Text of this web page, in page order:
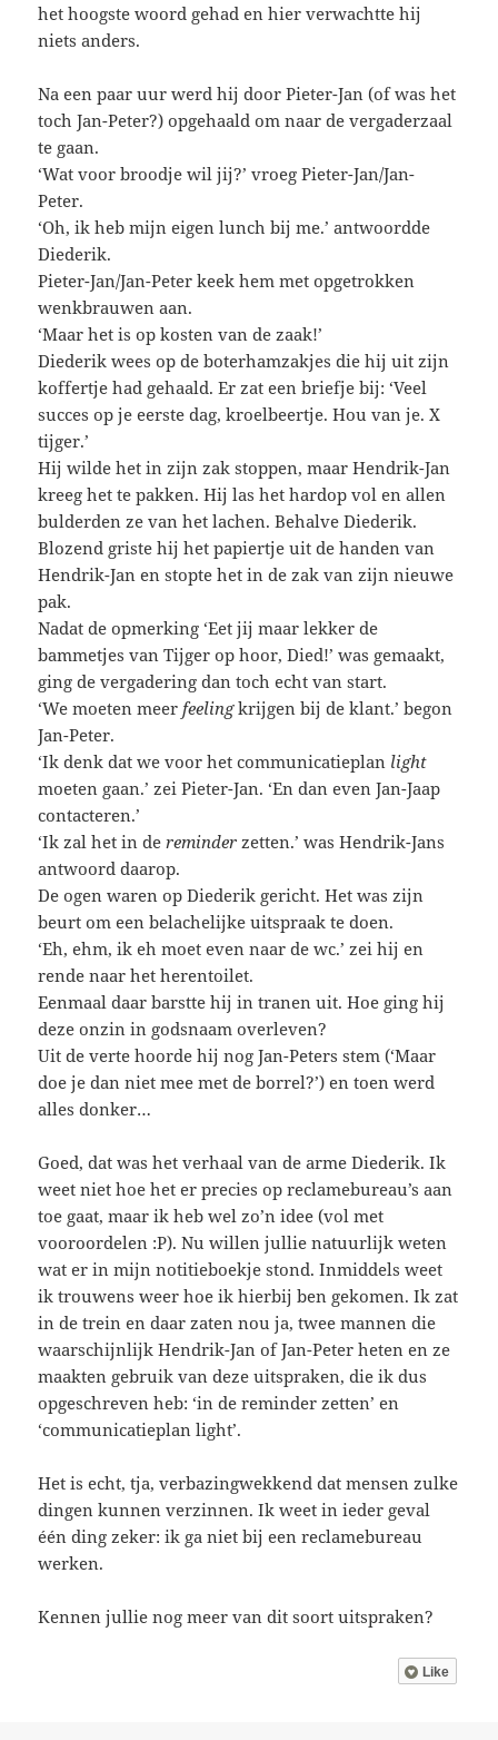
het hoogste woord gehad en hier verwachtte hij
niets anders.
Na een paar uur werd hij door Pieter-Jan (of was het
toch Jan-Peter?) opgehaald om naar de vergaderzaal
te gaan.
‘Wat voor broodje wil jij?’ vroeg Pieter-Jan/Jan-
Peter.
‘Oh, ik heb mijn eigen lunch bij me.’ antwoordde
Diederik.
Pieter-Jan/Jan-Peter keek hem met opgetrokken
wenkbrauwen aan.
‘Maar het is op kosten van de zaak!’
Diederik wees op de boterhamzakjes die hij uit zijn
koffertje had gehaald. Er zat een briefje bij: ‘Veel
succes op je eerste dag, kroelbeertje. Hou van je. X
tijger.’
Hij wilde het in zijn zak stoppen, maar Hendrik-Jan
kreeg het te pakken. Hij las het hardop vol en allen
bulderden ze van het lachen. Behalve Diederik.
Blozend griste hij het papiertje uit de handen van
Hendrik-Jan en stopte het in de zak van zijn nieuwe
pak.
Nadat de opmerking ‘Eet jij maar lekker de
bammetjes van Tijger op hoor, Died!’ was gemaakt,
ging de vergadering dan toch echt van start.
‘We moeten meer feelingkrijgen bij de klant.’ begon
Jan-Peter.
‘Ik denk dat we voor het communicatieplan light
moeten gaan.’ zei Pieter-Jan. ‘En dan even Jan-Jaap
contacteren.’
‘Ik zal het in dereminder zetten.’ was Hendrik-Jans
antwoord daarop.
De ogen waren op Diederik gericht. Het was zijn
beurt om een belachelijke uitspraak te doen.
‘Eh, ehm, ik eh moet even naar de wc.’ zei hij en
rende naar het herentoilet.
Eenmaal daar barstte hij in tranen uit. Hoe ging hij
deze onzin in godsnaam overleven?
Uit de verte hoorde hij nog Jan-Peters stem (‘Maar
doe je dan niet mee met de borrel?’) en toen werd
alles donker…
Goed, dat was het verhaal van de arme Diederik. Ik
weet niet hoe het er precies op reclamebureau’s aan
toe gaat, maar ik heb wel zo’n idee (vol met
vooroordelen :P). Nu willen jullie natuurlijk weten
wat er in mijn notitieboekje stond. Inmiddels weet
ik trouwens weer hoe ik hierbij ben gekomen. Ik zat
in de trein en daar zaten nou ja, twee mannen die
waarschijnlijk Hendrik-Jan of Jan-Peter heten en ze
maakten gebruik van deze uitspraken, die ik dus
opgeschreven heb: ‘in de reminder zetten’ en
‘communicatieplan light’.
Het is echt, tja, verbazingwekkend dat mensen zulke
dingen kunnen verzinnen. Ik weet in ieder geval
één ding zeker: ik ga niet bij een reclamebureau
werken.
Kennen jullie nog meer van dit soort uitspraken?
Like